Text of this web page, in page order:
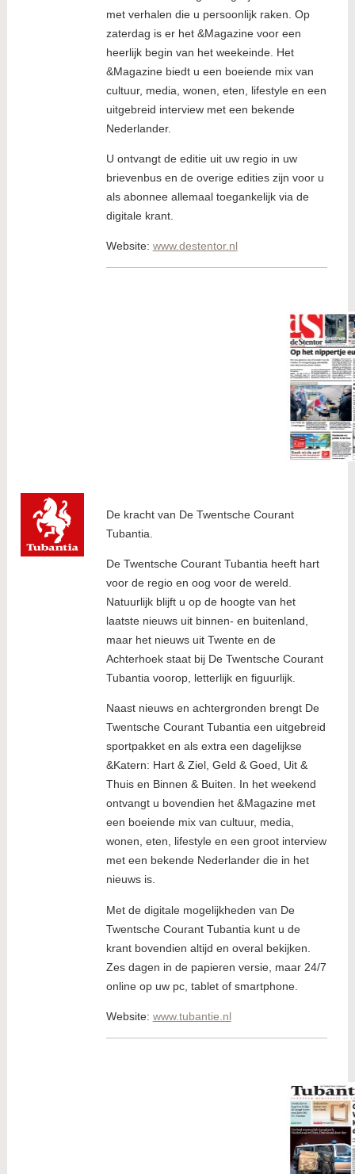
met verhalen die u persoonlijk raken. Op
zaterdag is er het &Magazine voor een
heerlijk begin van het weekeinde. Het
&Magazine biedt u een boeiende mix van
cultuur, media, wonen, eten, lifestyle en een
uitgebreid interview met een bekende
Nederlander.
U ontvangt de editie uit uw regio in uw
brievenbus en de overige edities zijn voor u
als abonnee allemaal toegankelijk via de
digitale krant.
Website: www.destentor.nl
De kracht van De Twentsche Courant
Tubantia.
De Twentsche Courant Tubantia heeft hart
voor de regio en oog voor de wereld.
Natuurlijk blijft u op de hoogte van het
laatste nieuws uit binnen- en buitenland,
maar het nieuws uit Twente en de
Achterhoek staat bij De Twentsche Courant
Tubantia voorop, letterlijk en figuurlijk.
Naast nieuws en achtergronden brengt De
Twentsche Courant Tubantia een uitgebreid
sportpakket en als extra een dagelijkse
&Katern: Hart & Ziel, Geld & Goed, Uit &
Thuis en Binnen & Buiten. In het weekend
ontvangt u bovendien het &Magazine met
een boeiende mix van cultuur, media,
wonen, eten, lifestyle en een groot interview
met een bekende Nederlander die in het
nieuws is.
Met de digitale mogelijkheden van De
Twentsche Courant Tubantia kunt u de
krant bovendien altijd en overal bekijken.
Zes dagen in de papieren versie, maar 24/7
online op uw pc, tablet of smartphone.
Website: www.tubantie.nl